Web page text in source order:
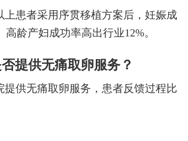
上患者采用序贯移植方案后，妊娠成
高龄产妇成功率高出行业12%。
提供无痛取卵服务？
提供无痛取卵服务，患者反馈过程比